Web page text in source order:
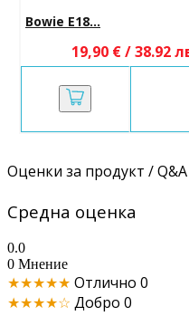
Bowie E18...
19,90 € / 38.92
Оценки за продукт / Q&A
Средна оценка
0.0
0 Мнение
★★★★★ Отлично 0
★★★★☆ Добро 0